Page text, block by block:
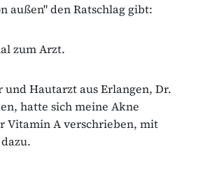
außen" den Ratschlag gibt:
zum Arzt.
Hautarzt aus Erlangen, Dr.
hatte sich meine Akne
Vitamin A verschrieben, mit